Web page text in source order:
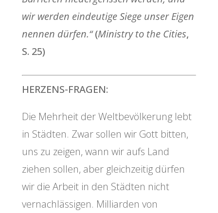
wir werden eindeutige Siege unser Eigen
nennen dürfen.“(Ministry to the Cities,
S. 25)
HERZENS-FRAGEN:
Die Mehrheit der Weltbevölkerung lebt
in Städten. Zwar sollen wir Gott bitten,
uns zu zeigen, wann wir aufs Land
ziehen sollen, aber gleichzeitig dürfen
wir die Arbeit in den Städten nicht
vernachlässigen. Milliarden von